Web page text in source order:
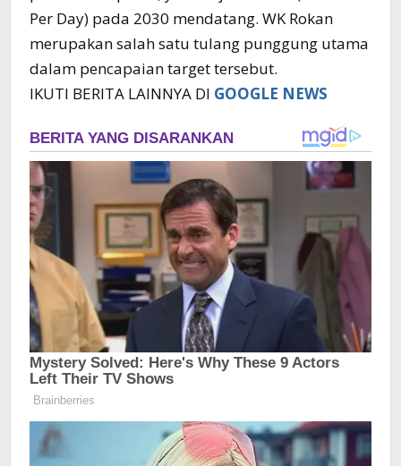
Per Day) pada 2030 mendatang. WK Rokan
merupakan salah satu tulang punggung utama
dalam pencapaian target tersebut.
IKUTI BERITA LAINNYA DI GOOGLE NEWS